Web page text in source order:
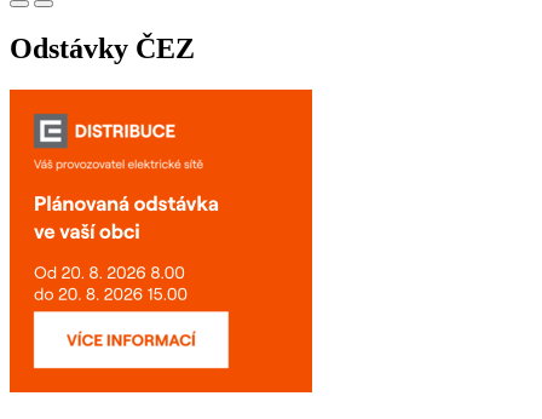
Odstávky ČEZ